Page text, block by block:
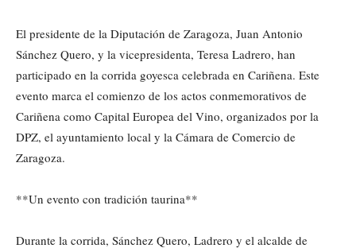
El presidente de la Diputación de Zaragoza, Juan Antonio
Sánchez Quero, y la vicepresidenta, Teresa Ladrero, han
participado en la corrida goyesca celebrada en Cariñena. Este
evento marca el comienzo de los actos conmemorativos de
Cariñena como Capital Europea del Vino, organizados por la
DPZ, el ayuntamiento local y la Cámara de Comercio de
Zaragoza.
**Un evento con tradición taurina**
Durante la corrida, Sánchez Quero, Ladrero y el alcalde de